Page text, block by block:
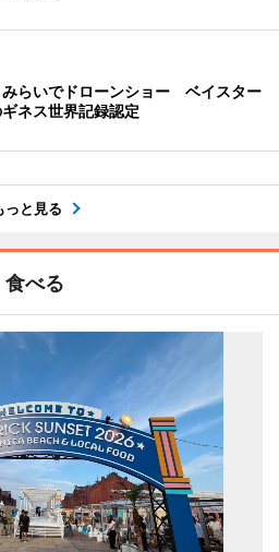
みらいでドローンショー ベイスター
ネス世界記録認定
っと見る
食べる